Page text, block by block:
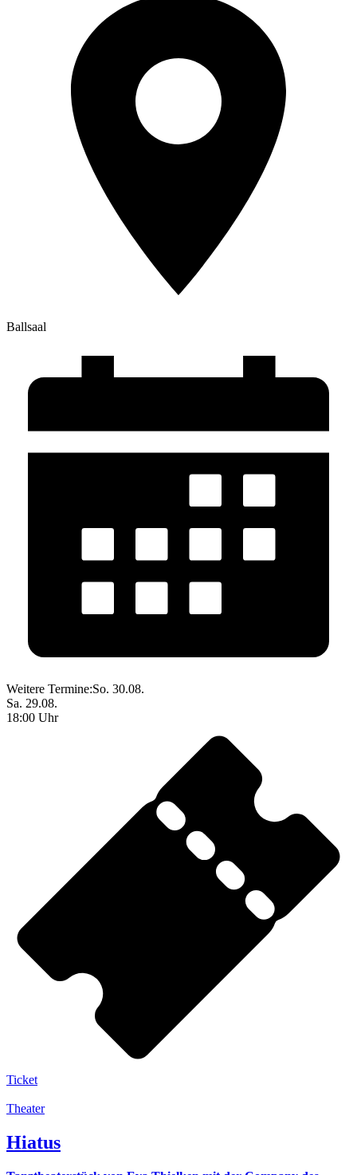
Ballsaal
Weitere Termine:So. 30.08.
Sa. 29.08.
18:00 Uhr
Ticket
Theater
Hiatus